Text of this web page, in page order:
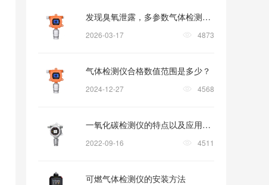
发现臭氧泄露，多参数气体检测仪怎样助力安全撤离？
2026-03-17 4873
气体检测仪合格数值范围是多少？
2024-12-27 4568
一氧化碳检测仪的特点以及应用领域
2022-09-16 4511
可燃气体检测仪的安装方法